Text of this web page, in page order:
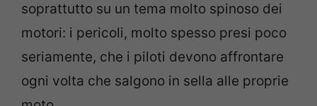
soprattutto su un tema molto spinoso dei
motori: i pericoli, molto spesso presi poco
seriamente, che i piloti devono affrontare
ogni volta che salgono in sella alle proprie